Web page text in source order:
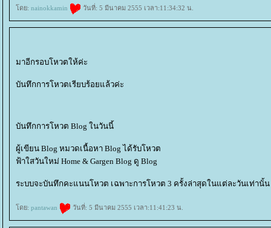
ดย: nainokkamin วันที่: 5 มีนาคม 2555 เวลา:11:34:32 น.
มาอีกรอบโหวตให้ค่ะ
บันทึกการโหวตเรียบร้อยแล้วค่ะ
บันทึกการโหวต Blog ในวันนี้
ผู้เขียน Blog หมวดเนื้อหา Blog ได้รับโหวต
ฟ้าใสวันใหม่ Home & Gargen Blog ดู Blog
ระบบจะบันทึกคะแนนโหวต เฉพาะการโหวต 3 ครั้งล่าสุดในแต่ละวันเท่านั้น
ดย: pantawan วันที่: 5 มีนาคม 2555 เวลา:11:41:23 น.